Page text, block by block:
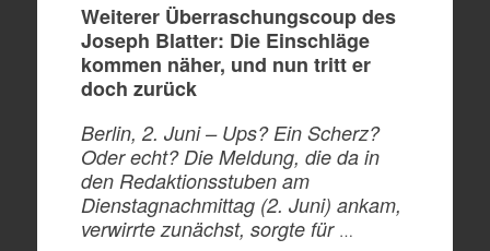
Weiterer Überraschungscoup des
Joseph Blatter: Die Einschläge
kommen näher, und nun tritt er
doch zurück
Berlin, 2. Juni – Ups? Ein Scherz?
Oder echt? Die Meldung, die da in
den Redaktionsstuben am
Dienstagnachmittag (2. Juni) ankam,
verwirrte zunächst, sorgte für …